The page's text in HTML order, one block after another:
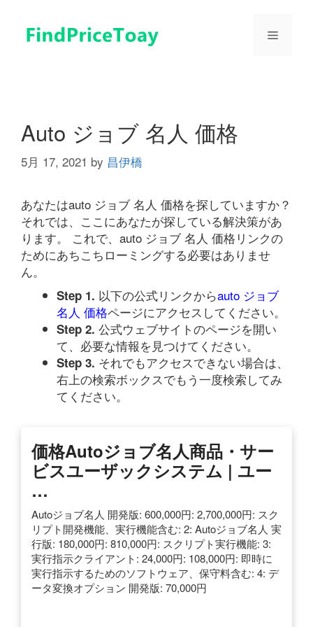
メ
Auto ジョブ 名人 価格
5月 17, 2021 by 昌伊橋
あなたはauto ジョブ 名人 価格を探していますか？
それでは、ここにあなたが探している解決策があ
ります。 これで、auto ジョブ 名人 価格リンクの
ためにあちこちローミングする必要はありませ
ん。
Step 1. 以下の公式リンクからauto ジョブ
名人 価格ページにアクセスしてください。
Step 2. 公式ウェブサイトのページを開い
て、必要な情報を見つけてください。
Step 3. それでもアクセスできない場合は、
右上の検索ボックスでもう一度検索してみ
てください。
価格Autoジョブ名人商品・サー
ビスユーザックシステム | ユー
…
Autoジョブ名人 開発版: 600,000円: 2,700,000円: スク
リプト開発機能、実行機能含む: 2: Autoジョブ名人 実
行版: 180,000円: 810,000円: スクリプト実行機能: 3:
実行指示クライアント: 24,000円: 108,000円: 即時に
実行指示するためのソフトウェア、保守料含む: 4: デ
ータ変換オプション 開発版: 70,000円